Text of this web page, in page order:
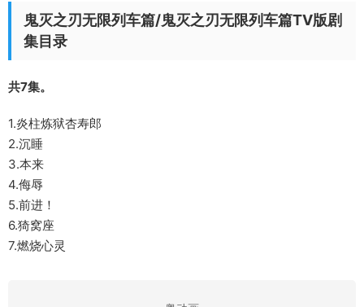
鬼灭之刃无限列车篇/鬼灭之刃无限列车篇TV版剧
集目录
共7集。
1.炎柱炼狱杏寿郎
2.沉睡
3.本来
4.侮辱
5.前进！
6.猗窝座
7.燃烧心灵